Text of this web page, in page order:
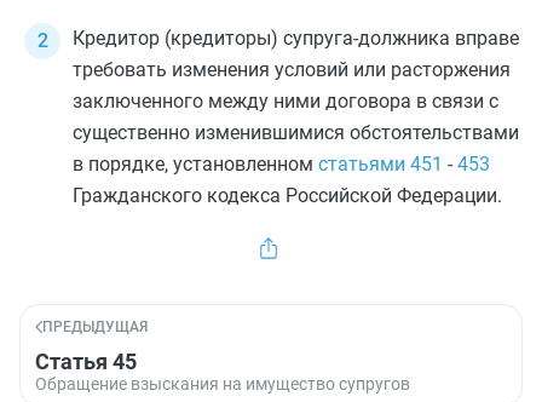
Кредитор (кредиторы) супруга-должника вправе
требовать изменения условий или расторжения
заключенного между ними договора в связи с
существенно изменившимися обстоятельствами
в порядке, установленном статьями 451 - 453
Гражданского кодекса Российской Федерации.
ПРЕДЫДУЩАЯ
Статья 45
Обращение взыскания на имущество супругов